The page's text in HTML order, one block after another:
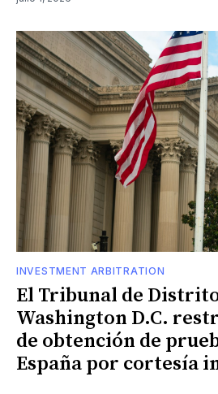
INVESTMENT ARBITRATION
El Tribunal de
Washington D.C.
de obtención de
España por cortesía